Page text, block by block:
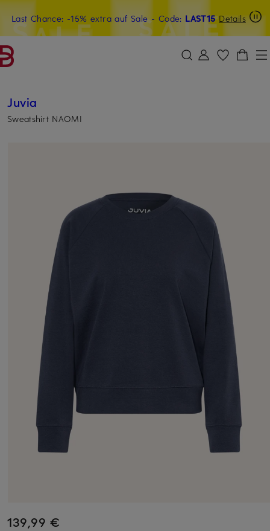
ZUM HAUPTINHALT ÜBERSPRINGEN ZUM SUCHFELD ÜBERSPRINGEN
Last Chance: -15% extra auf Sale- Code: LAST15 Details
20€-Willkommensgutschein mit Beyond sichern
Juvia
Sweatshirt NAOMI
139,99 €